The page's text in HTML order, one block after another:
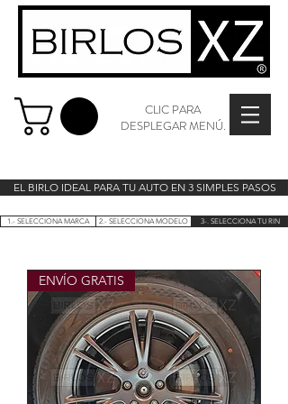
CLIC PARA
DESPLEGAR MENÚ.
EL BIRLO IDEAL PARA TU AUTO EN 3 SIMPLES PASOS
1.- SELECCIONA MARCA 2.- SELECCIONA MODELO 3-. SELECCIONA TU RIN
ENVÍO GRATIS